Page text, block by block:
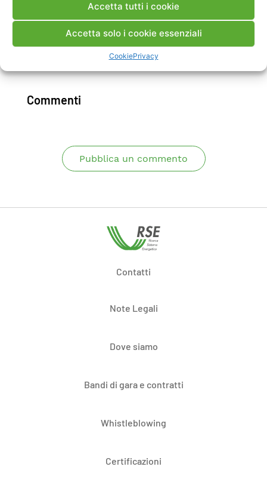
Accetta tutti i cookie
Accetta solo i cookie essenziali
CookiePrivacy
capaci di valorizzare le risorse termiche e non
solo elettriche.
Commenti
Pubblica un commento
Contatti
Note Legali
Dove siamo
Bandi di gara e contratti
Whistleblowing
Certificazioni